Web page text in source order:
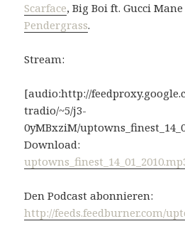
Scarface, Big Boi ft. Gucci
Pendergrass.
Stream:
[audio:http://
tradio/~5/j3-
0yMBxziM/
Download:
Den Podcast abonnieren:
http://feeds.feedburner.com/